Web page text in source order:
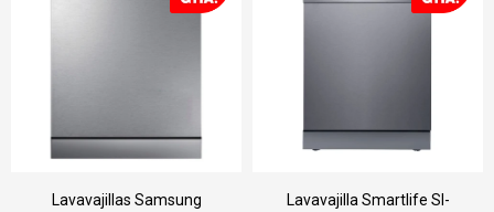
Lavavajillas Samsung
Lavavajilla Smartlife Sl-